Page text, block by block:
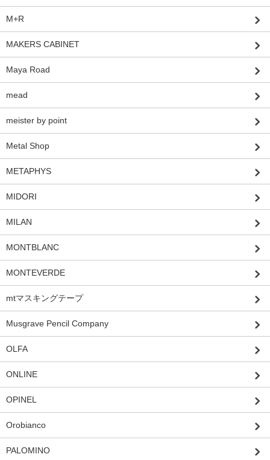
M+R
MAKERS CABINET
Maya Road
mead
meister by point
Metal Shop
METAPHYS
MIDORI
MILAN
MONTBLANC
MONTEVERDE
mtマスキングテープ
Musgrave Pencil Company
OLFA
ONLINE
OPINEL
Orobianco
PALOMINO